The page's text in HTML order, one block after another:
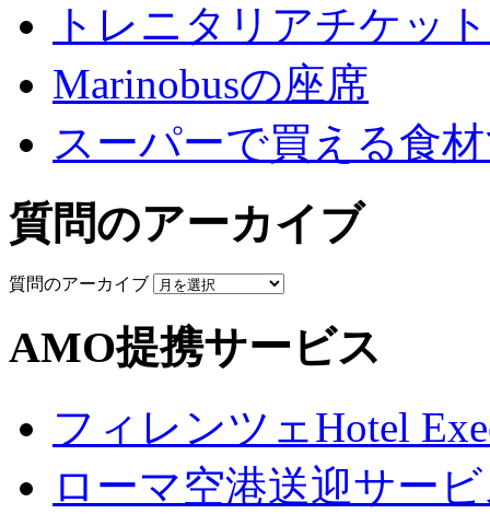
トレニタリアチケッ
Marinobusの座席
スーパーで買える食
質問のアーカイブ
質問のアーカイブ
AMO提携サービス
フィレンツェHotel
ローマ空港送迎サー